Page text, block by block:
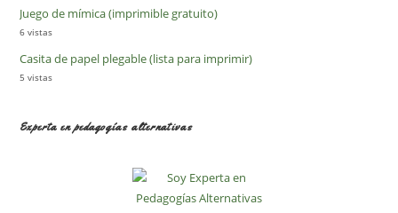
Juego de mímica (imprimible gratuito)
6 vistas
Casita de papel plegable (lista para imprimir)
5 vistas
Experta en pedagogías alternativas